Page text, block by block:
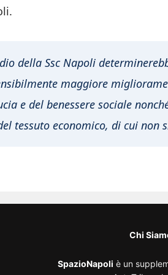
della Ssc Napoli
maggiore
e del benessere sociale
tessuto economico, di cui non
Chi
SpazioNapoli è un